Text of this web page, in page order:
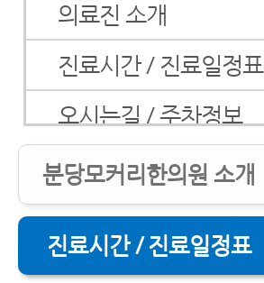
의료진 소개
진료시간 / 진료일정표
오시는길 / 주차정보
둘러보기
질환정보
분당모커리한의원 소개
진료시간 / 진료일정표